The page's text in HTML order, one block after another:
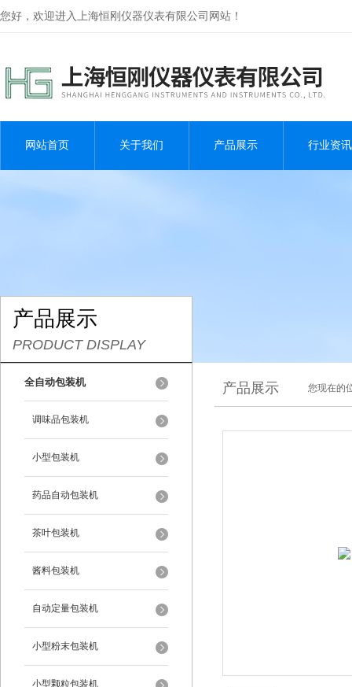
您好，欢迎进入上海恒刚仪器仪表有限公司网站！
网站首页 关于我们 产品展示 行业资讯
产品展示
PRODUCT DISPLAY
全自动包装机
调味品包装机
小型包装机
药品自动包装机
茶叶包装机
酱料包装机
自动定量包装机
小型粉末包装机
小型颗粒包装机
产品展示 您现在的